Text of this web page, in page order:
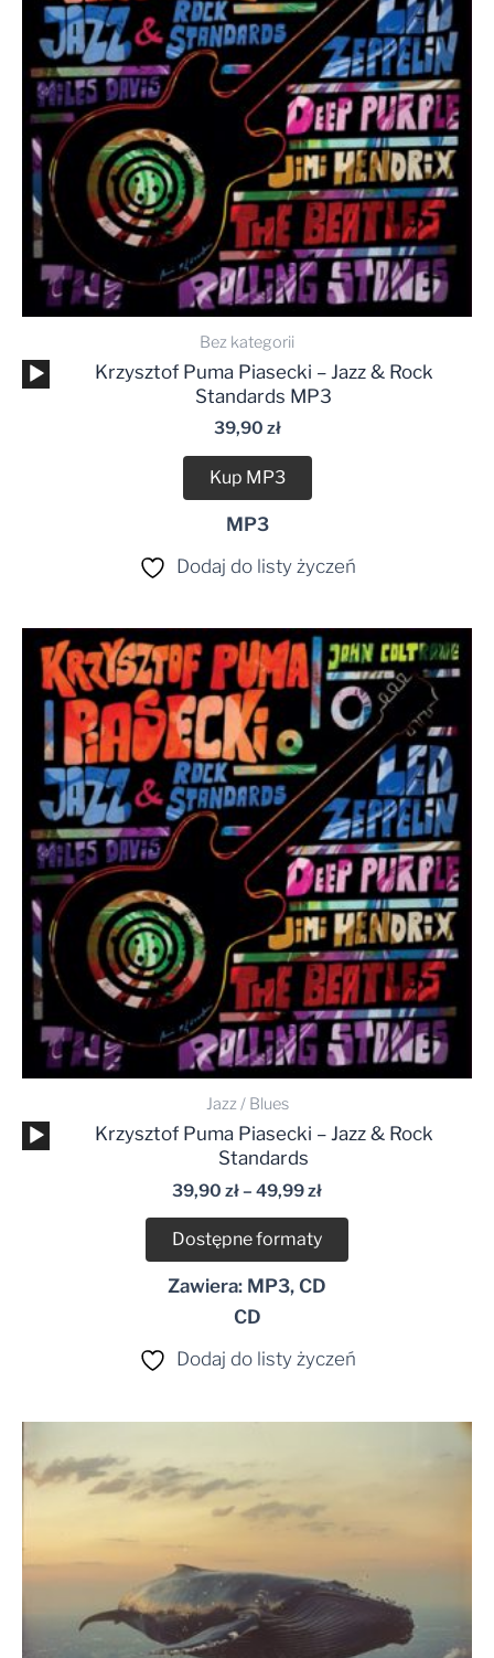
Bez kategorii
Odtwarzacz
plików
dźwiękowych
Krzysztof Puma Piasecki – Jazz & Rock
Standards MP3
39,90 zł
Kup MP3
MP3
Dodaj do listy życzeń
Jazz / Blues
Odtwarzacz
plików
dźwiękowych
Krzysztof Puma Piasecki – Jazz & Rock
Standards
39,90 zł– 49,99zł
Zakres
cen:
od
39,90 zł
do
49,99 zł
Dostępne formaty
Zawiera: MP3, CD
CD
Dodaj do listy życzeń